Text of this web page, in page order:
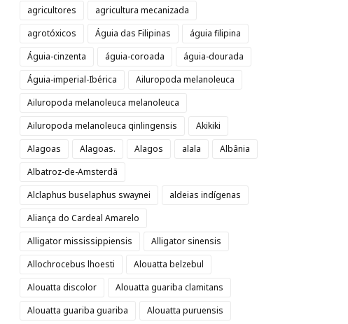
agricultores
agricultura mecanizada
agrotóxicos
Águia das Filipinas
águia filipina
Águia-cinzenta
águia-coroada
águia-dourada
Águia-imperial-Ibérica
Ailuropoda melanoleuca
Ailuropoda melanoleuca melanoleuca
Ailuropoda melanoleuca qinlingensis
Akikiki
Alagoas
Alagoas. Alagos alala
Albânia
Albatroz-de-Amsterdã
Alclaphus buselaphus swaynei
aldeias indígenas
Aliança do Cardeal Amarelo
Alligator mississippiensis
Alligator sinensis
Allochrocebus lhoesti
Alouatta belzebul
Alouatta discolor
Alouatta guariba clamitans
Alouatta guariba guariba
Alouatta puruensis